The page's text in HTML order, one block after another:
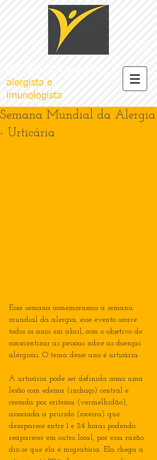
alergista e
imunologista
Semana Mundial da Alergia
- Urticária
Essa semana comemoramos a semana
mundial da alergia, esse evento ocorre
todos os anos em abril, com o objetivo de
conscientizar as pessoas sobre as doenças
alérgicas. O tema desse ano é urticária.
A urticária pode ser definida como uma
lesão com edema (inchaço) central e
cercada por eritema (vermelhidão),
associada a prurido (coceira) que
desaparece entre 1 e 24 horas podendo
reaparecer em outro local, por essa razão
diz-se que ela é migratória. Ela chega a